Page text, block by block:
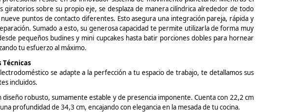
giratorios sobre su propio eje, se desplaza de manera cilíndrica alrededor de todo
puntos de contacto diferentes. Esto asegura una integración pareja, rápida y
Sumado a esto, su generosa capacidad te permite utilizarla de forma muy
pequeños budines y mini cupcakeshasta batir porciones dobles para hornear
tu esfuerzo al máximo.
Técnicas
se adapte a la perfección a tu espacio de trabajo, te detallamos sus
incluidos.
robusto, sumamente estable y de presencia imponente. Cuenta con 22,2 cm
profundidad de 34,3 cm, encajando con elegancia en la mesada de tu cocina.